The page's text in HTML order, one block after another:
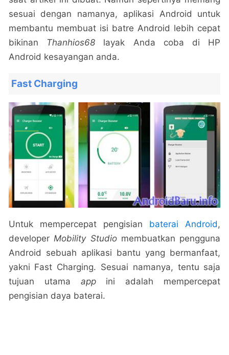
sesuai dengan namanya, aplikasi Android untuk
membantu membuat isi batre Android lebih cepat
bikinan
Thanhios68layak Anda coba di HP
Android kesayangan anda.
Fast Charging
Untuk mempercepat pengisian baterai Android ,
developer Mobility Studiomembuatkan pengguna
Android sebuah aplikasi bantu yang bermanfaat,
yakni Fast Charging. Sesuai namanya, tentu saja
tujuan utama appini adalah mempercepat
pengisian daya baterai.